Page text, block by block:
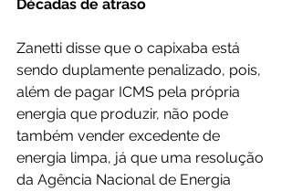
Décadas de atraso
Zanetti disse que o capixaba está
sendo duplamente penalizado, pois,
além de pagar ICMS pela própria
energia que produzir, não pode
também vender excedente de
energia limpa, já que uma resolução
da Agência Nacional de Energia